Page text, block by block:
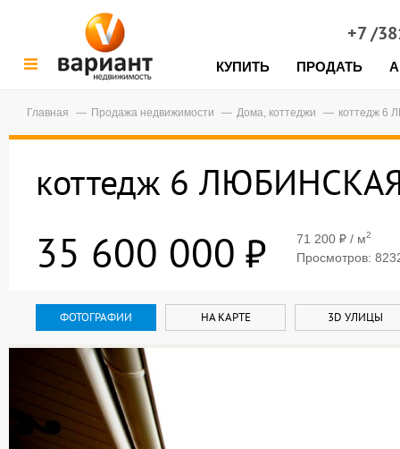
+7 /
КУПИТЬ ПРОДАТЬ
Главная Продажа недвижимости Дома, коттеджи коттедж
коттедж 6
35 600 000 71 200 / м2
Просмотров:
ФОТОГРАФИИ НА КАРТЕ 3D УЛИЦЫ